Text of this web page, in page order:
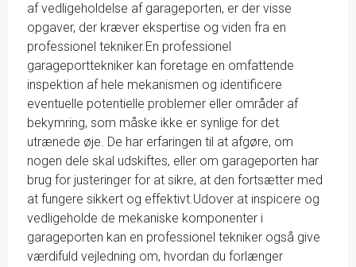
af vedligeholdelse af garageporten, er der visse
opgaver, der kræver ekspertise og viden fra en
professionel tekniker.En professionel
garageporttekniker kan foretage en omfattende
inspektion af hele mekanismen og identificere
eventuelle potentielle problemer eller områder af
bekymring, som måske ikke er synlige for det
utrænede øje. De har erfaringen til at afgøre, om
nogen dele skal udskiftes, eller om garageporten har
brug for justeringer for at sikre, at den fortsætter med
at fungere sikkert og effektivt.Udover at inspicere og
vedligeholde de mekaniske komponenter i
garageporten kan en professionel tekniker også give
værdifuld vejledning om, hvordan du forlænger